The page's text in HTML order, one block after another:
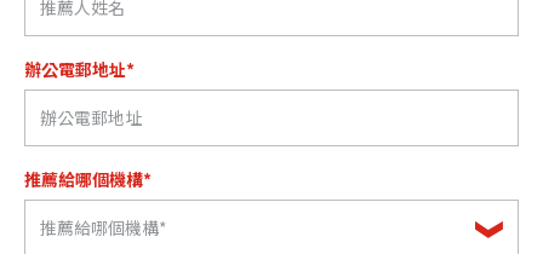
辦公電郵地址*
推薦給哪個機構*
推薦給哪個機構*